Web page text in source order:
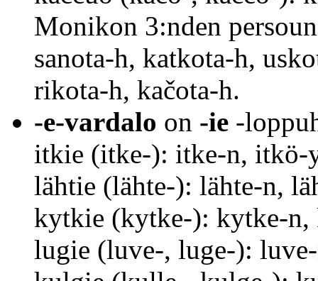
Monikon 3:nden
sanota-h, katkota-h,
rikota-h, kačota-h.
-e-vardalo on -ie -
itkie (itke-): itke-n, itkö-
lähtie (lähte-): lähte-n,
kytkie (kytke-): kytke-
lugie (luve-, luge-):